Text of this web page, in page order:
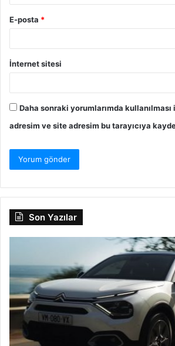
E-posta *
İnternet sitesi
Daha sonraki yorumlarımda kullanılması
adresim ve site adresim bu tarayıcıya
Son Yazılar